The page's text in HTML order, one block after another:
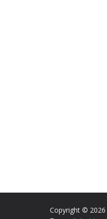
Copyright © 2026